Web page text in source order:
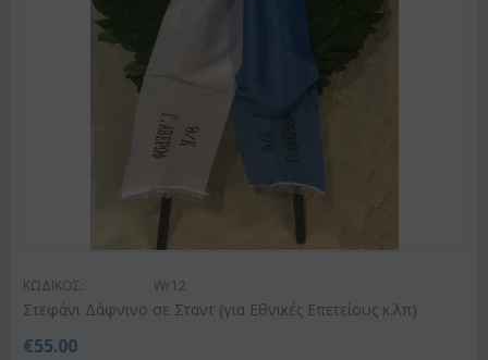
ΚΩΔΙΚΟΣ: Wr12
Στεφάνι Δάφνινο σε Σταντ (για Εθνικές Επετείους κ.λπ)
€55.00